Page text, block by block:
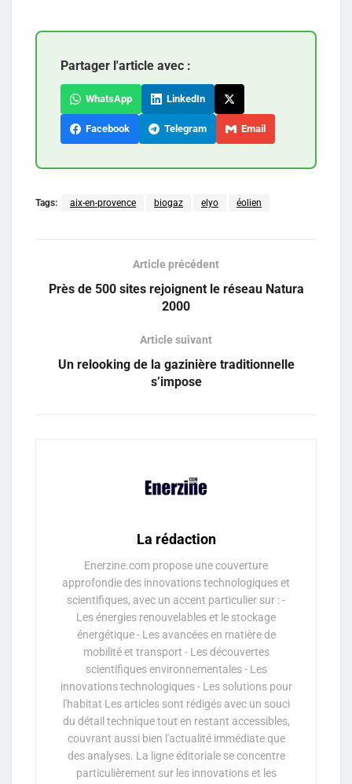
Partager l'article avec :
WhatsApp LinkedIn
Facebook Telegram Email
Tags: aix-en-provence biogaz elyo éolien
Article précédent
Près de 500 sites rejoignent le réseau Natura
2000
Article suivant
Un relooking de la gazinière traditionnelle
s’impose
La rédaction
Enerzine.com propose une couverture
approfondie des innovations technologiques et
scientifiques, avec un accent particulier sur : -
Les énergies renouvelables et le stockage
énergétique - Les avancées en matière de
mobilité et transport - Les découvertes
scientifiques environnementales - Les
innovations technologiques - Les solutions pour
l'habitat Les articles sont rédigés avec un souci
du détail technique tout en restant accessibles,
couvrant aussi bien l'actualité immédiate que
des analyses. La ligne éditoriale se concentre
particulièrement sur les innovations et les